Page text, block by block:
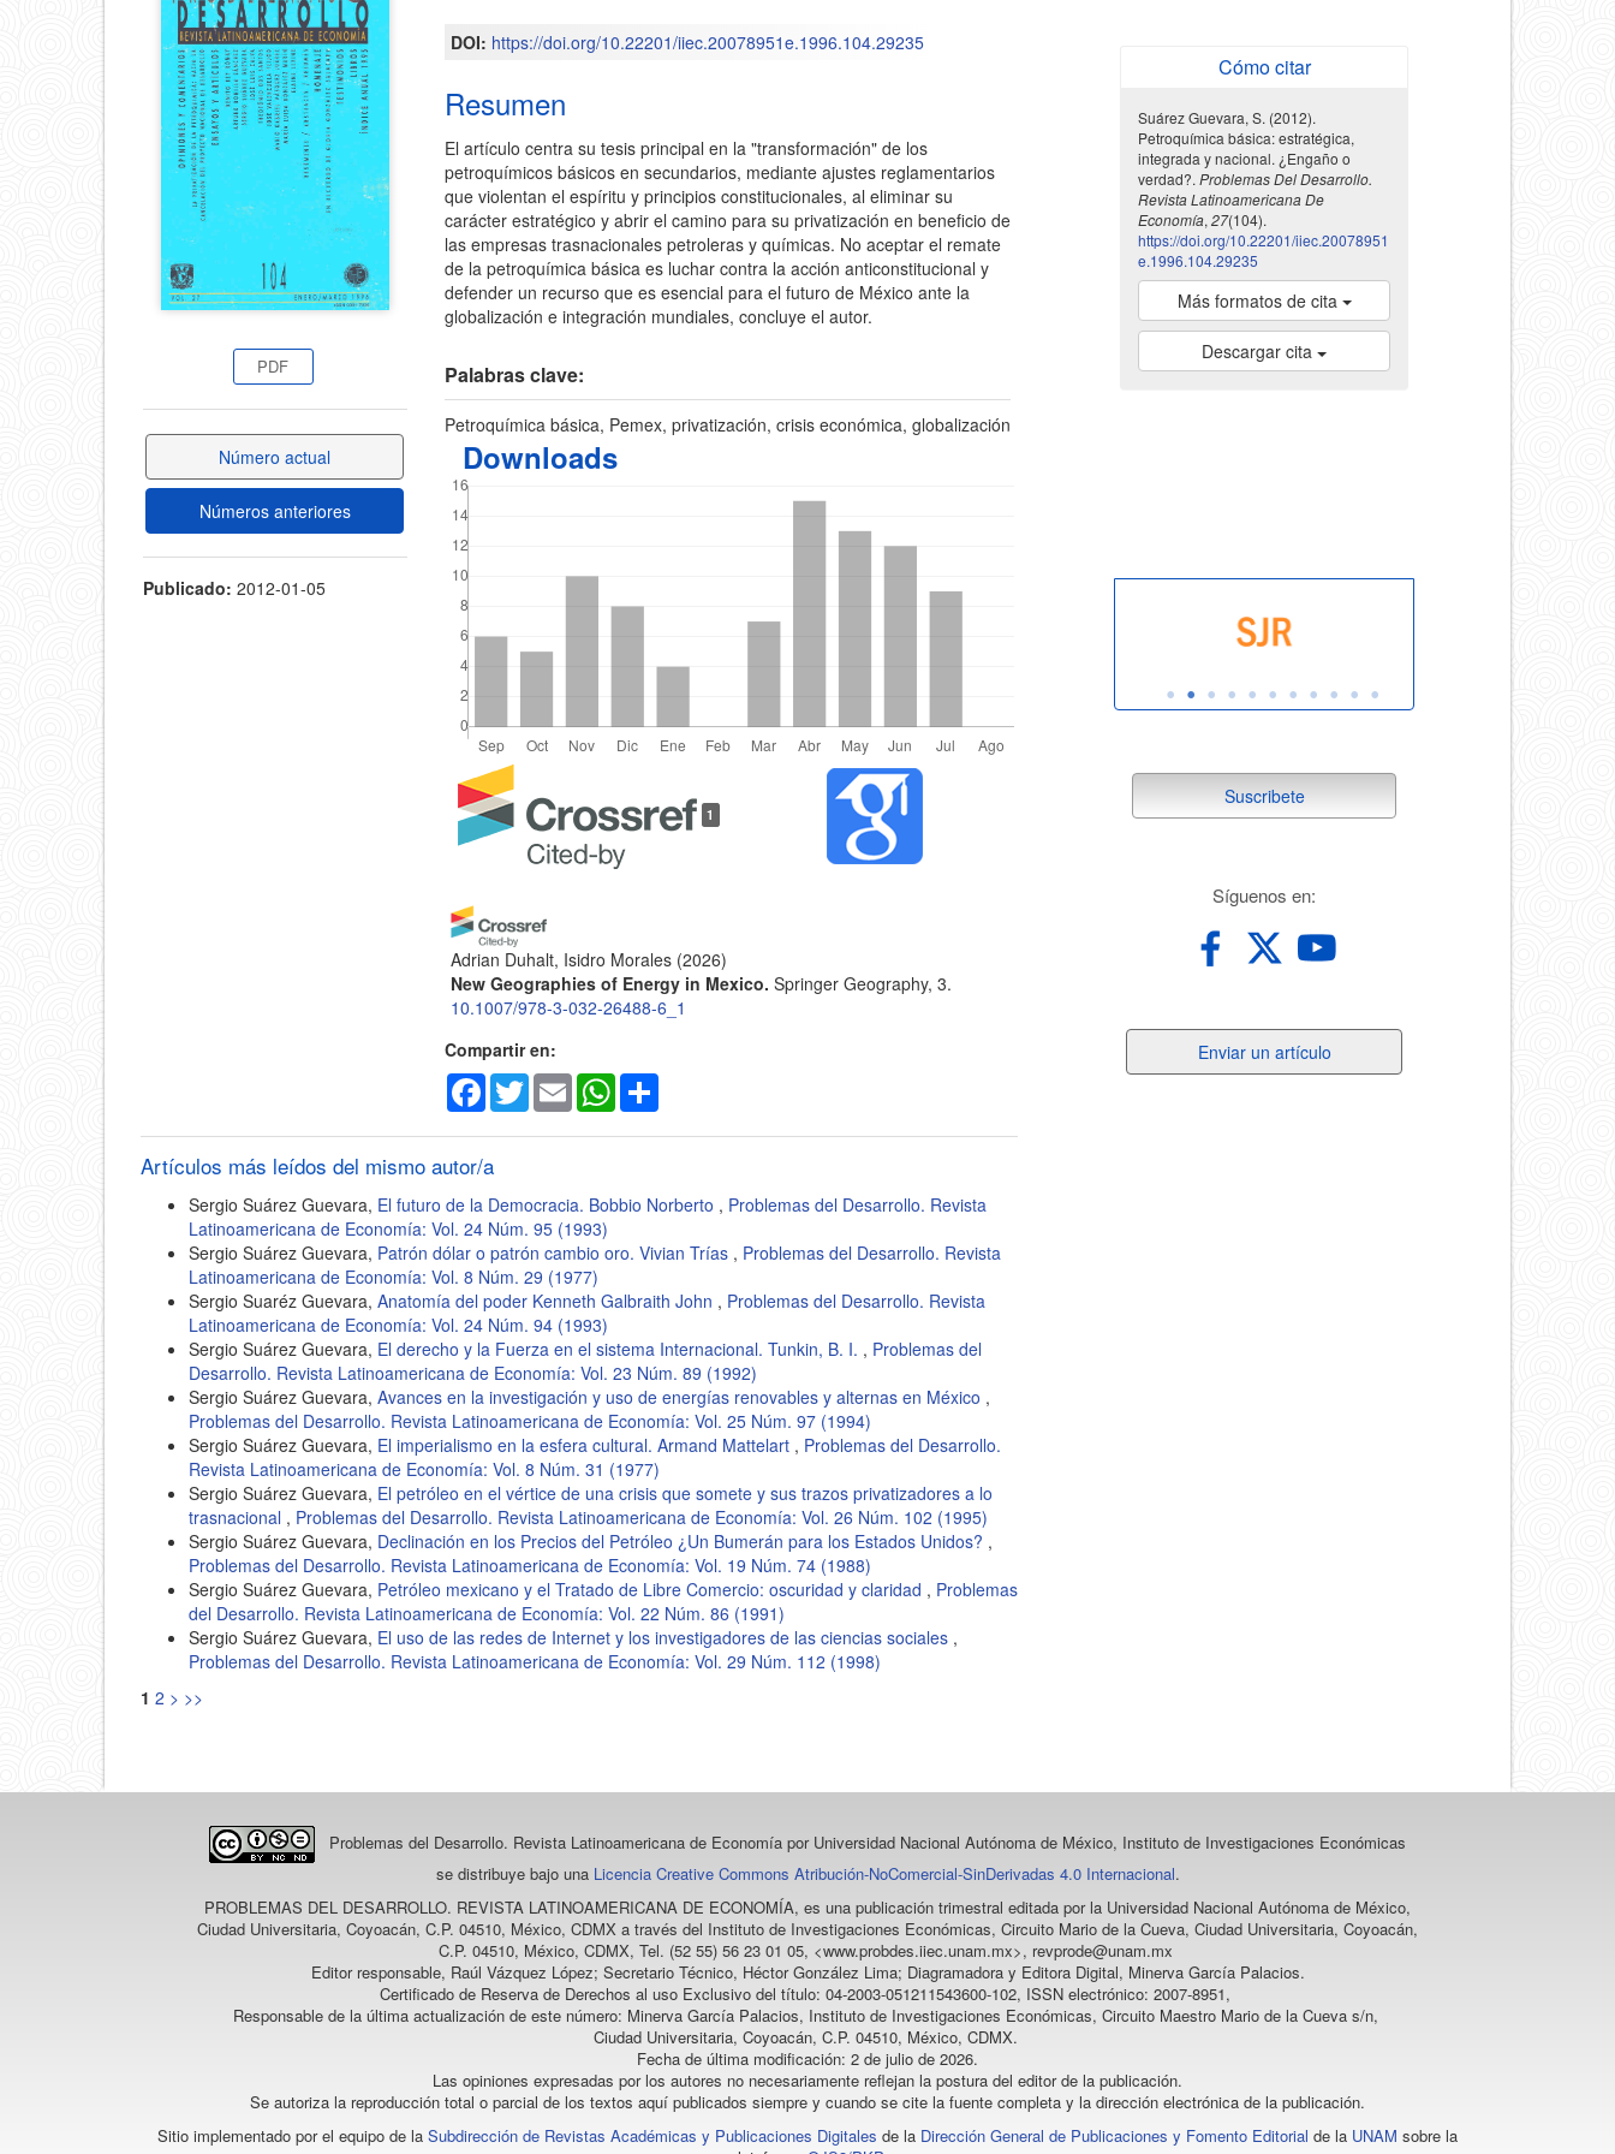
lateral
del
artículo
PDF
Número actual
Números anteriores
Publicado: 2012-01-05
principal
artículo
DOI: https://doi.org/10.22201/iiec.20078951e.1996.104.29235
Resumen
El artículo centra su tesis principal en la "transformación" de los
petroquímicos básicos en secundarios, mediante ajustes reglamentarios
que violentan el espíritu y principios constitucionales, al eliminar su
carácter estratégico y abrir el camino para su privatización en beneficio de
las empresas trasnacionales petroleras y químicas. No aceptar el remate
de la petroquímica básica es luchar contra la acción anticonstitucional y
defender un recurso que es esencial para el futuro de México ante la
globalización e integración mundiales, concluye el autor.
Palabras clave:
Petroquímica básica, Pemex, privatización, crisis económica, globalización
Downloads
Detalles
del
1
Adrian Duhalt, Isidro Morales (2026)
New Geographies of Energy in Mexico. Springer Geography, 3.
10.1007/978-3-032-26488-6_1
Compartir en:
Facebook
TwitterEmail WhatsApp
Artículos más leídos del mismo autor/a
Sergio Suárez Guevara, El futuro de la Democracia. Bobbio Norberto , Problemas del Desarrollo. Revista
Latinoamericana de Economía: Vol. 24 Núm. 95 (1993)
Sergio Suárez Guevara, Patrón dólar o patrón cambio oro. Vivian Trías , Problemas del Desarrollo. Revista
Latinoamericana de Economía: Vol. 8 Núm. 29 (1977)
Sergio Suaréz Guevara, Anatomía del poder Kenneth Galbraith John , Problemas del Desarrollo. Revista
Latinoamericana de Economía: Vol. 24 Núm. 94 (1993)
Sergio Suárez Guevara, El derecho y la Fuerza en el sistema Internacional. Tunkin, B. I. , Problemas del
Desarrollo. Revista Latinoamericana de Economía: Vol. 23 Núm. 89 (1992)
Sergio Suárez Guevara, Avances en la investigación y uso de energías renovables y alternas en México ,
Problemas del Desarrollo. Revista Latinoamericana de Economía: Vol. 25 Núm. 97 (1994)
Sergio Suárez Guevara, El imperialismo en la esfera cultural. Armand Mattelart , Problemas del Desarrollo.
Revista Latinoamericana de Economía: Vol. 8 Núm. 31 (1977)
Sergio Suárez Guevara, El petróleo en el vértice de una crisis que somete y sus trazos privatizadores a lo
trasnacional , Problemas del Desarrollo. Revista Latinoamericana de Economía: Vol. 26 Núm. 102 (1995)
Sergio Suárez Guevara, Declinación en los Precios del Petróleo ¿Un Bumerán para los Estados Unidos? ,
Problemas del Desarrollo. Revista Latinoamericana de Economía: Vol. 19 Núm. 74 (1988)
Sergio Suárez Guevara, Petróleo mexicano y el Tratado de Libre Comercio: oscuridad y claridad , Problemas
del Desarrollo. Revista Latinoamericana de Economía: Vol. 22 Núm. 86 (1991)
Sergio Suárez Guevara, El uso de las redes de Internet y los investigadores de las ciencias sociales ,
Problemas del Desarrollo. Revista Latinoamericana de Economía: Vol. 29 Núm. 112 (1998)
1 2 > >>
Cómo citar
Suárez Guevara, S. (2012).
Petroquímica básica: estratégica,
integrada y nacional. ¿Engaño o
verdad?. Problemas Del Desarrollo.
Revista Latinoamericana De
Economía, 27(104).
https://doi.org/10.22201/iiec.20078951
e.1996.104.29235
Más formatos de cita
Descargar cita
suscribete
Suscribete
Síguenos en:
un
Enviar un artículo
Problemas del Desarrollo. Revista Latinoamericana de Economía por Universidad Nacional Autónoma de México, Instituto de Investigaciones Económicas
se distribuye bajo una Licencia Creative Commons Atribución-NoComercial-SinDerivadas 4.0 Internacional.
PROBLEMAS DEL DESARROLLO. REVISTA LATINOAMERICANA DE ECONOMÍA, es una publicación trimestral editada por la Universidad Nacional Autónoma de México,
Ciudad Universitaria, Coyoacán, C.P. 04510, México, CDMX a través del Instituto de Investigaciones Económicas, Circuito Mario de la Cueva, Ciudad Universitaria, Coyoacán,
C.P. 04510, México, CDMX, Tel. (52 55) 56 23 01 05, <www.probdes.iiec.unam.mx>, revprode@unam.mx
Editor responsable, Raúl Vázquez López; Secretario Técnico, Héctor González Lima; Diagramadora y Editora Digital, Minerva García Palacios.
Certificado de Reserva de Derechos al uso Exclusivo del título: 04-2003-051211543600-102, ISSN electrónico: 2007-8951,
Responsable de la última actualización de este número: Minerva García Palacios, Instituto de Investigaciones Económicas, Circuito Maestro Mario de la Cueva s/n,
Ciudad Universitaria, Coyoacán, C.P. 04510, México, CDMX.
Fecha de última modificación: 2 de julio de 2026.
Las opiniones expresadas por los autores no necesariamente reflejan la postura del editor de la publicación.
Se autoriza la reproducción total o parcial de los textos aquí publicados siempre y cuando se cite la fuente completa y la dirección electrónica de la publicación.
Sitio implementado por el equipo de la Subdirección de Revistas Académicas y Publicaciones Digitales de la Dirección General de Publicaciones y Fomento Editorial de la UNAM sobre la